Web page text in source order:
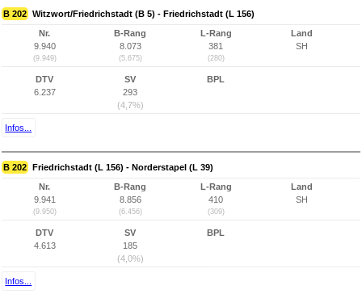
B 202 Witzwort/Friedrichstadt (B 5) - Friedrichstadt (L 156)
Nr.
9.940
(9.949)
B-Rang
8.073
(5.675)
L-Rang
381
(280)
Land
SH
DTV
6.237
SV
293
(4,7%)
BPL
Infos...
B 202 Friedrichstadt (L 156) - Norderstapel (L 39)
Nr.
9.941
(9.950)
B-Rang
8.856
(6.456)
L-Rang
410
(309)
Land
SH
DTV
4.613
SV
185
(4,0%)
BPL
Infos...